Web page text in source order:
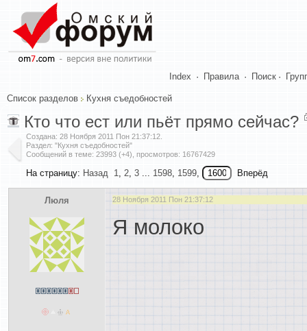
Index · Правила · Поиск ·
Список разделов Кухня съедобностей
Кто что ест или пьёт прямо сейчас?
Создана: 28 Ноября 2011 Пон 21:37:12
Раздел: "Кухня съедобностей"
Сообщений в теме: 23993 (+4), просмотров: 16767429
На страницу: Назад 1, 2, 3 ... 1598, 1599, Вперёд
Люля 28 Ноября 2011 Пон 21:37:12
Я молоко